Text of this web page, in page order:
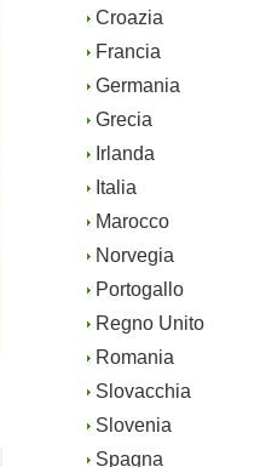
Croazia
Francia
Germania
Grecia
Irlanda
Italia
Marocco
Norvegia
Portogallo
Regno Unito
Romania
Slovacchia
Slovenia
Spagna